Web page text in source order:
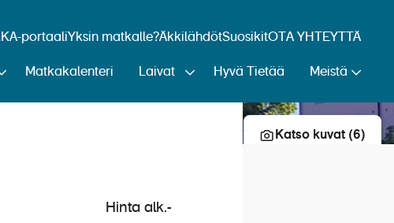
portaaliYksin matkalle?ÄkkilähdötSuosikitOTA YHTEYTTÄ
Matkakalenteri Laivat Hyvä Tietää Meistä
Katso kuvat (6)
Hinta alk.-